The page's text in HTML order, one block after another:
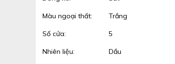
Màu ngoại thất: Trắng
Số cửa: 5
Nhiên liệu: Dầu